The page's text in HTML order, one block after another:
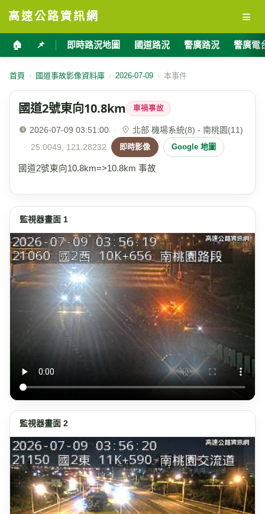
高速公路資訊網 ≡
🏠 📌 即時路況地圖 國道路況 警廣路況 警廣電
首頁 › 國道事故影像資料庫 › 2026-07-09 › 本事件
國道2號東向10.8km 車禍事故
2026-07-09 03:51:00 ·
北部 機場系統(8) - 南桃園(11)
·
25.0049, 121.28232 即時影像 Google 地圖
國道2號東向10.8km=>10.8km 事故
監視器畫面 1
監視器畫面 2